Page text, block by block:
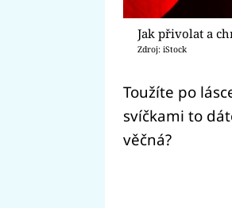
Jak přivolat a
Zdroj: iStock
Toužíte po
svíčkami to
věčná?